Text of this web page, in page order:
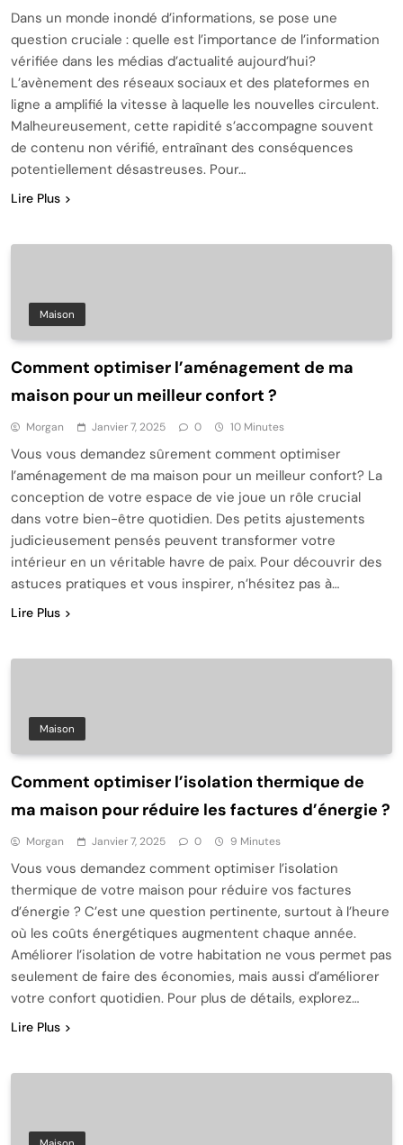
Dans un monde inondé d’informations, se pose une
question cruciale : quelle est l’importance de l’information
vérifiée dans les médias d’actualité aujourd’hui?
L’avènement des réseaux sociaux et des plateformes en
ligne a amplifié la vitesse à laquelle les nouvelles circulent.
Malheureusement, cette rapidité s’accompagne souvent
de contenu non vérifié, entraînant des conséquences
potentiellement désastreuses. Pour…
Lire Plus
Maison
Comment optimiser l’aménagement de ma
maison pour un meilleur confort ?
Morgan Janvier 7, 2025 0 10 Minutes
Vous vous demandez sûrement comment optimiser
l’aménagement de ma maison pour un meilleur confort? La
conception de votre espace de vie joue un rôle crucial
dans votre bien-être quotidien. Des petits ajustements
judicieusement pensés peuvent transformer votre
intérieur en un véritable havre de paix. Pour découvrir des
astuces pratiques et vous inspirer, n’hésitez pas à…
Lire Plus
Maison
Comment optimiser l’isolation thermique de
ma maison pour réduire les factures d’énergie ?
Morgan Janvier 7, 2025 0 9 Minutes
Vous vous demandez comment optimiser l’isolation
thermique de votre maison pour réduire vos factures
d’énergie ? C’est une question pertinente, surtout à l’heure
où les coûts énergétiques augmentent chaque année.
Améliorer l’isolation de votre habitation ne vous permet pas
seulement de faire des économies, mais aussi d’améliorer
votre confort quotidien. Pour plus de détails, explorez…
Lire Plus